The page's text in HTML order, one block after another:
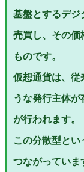
基盤とするデジ
売買し、その価
ものです。
仮想通貨は、従
うな発行主体が
が行われます。
この分散型と
つながっていま